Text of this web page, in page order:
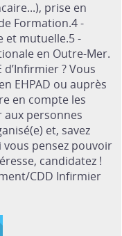
prise en
Formation.4 -
et mutuelle.5 -
en Outre-Mer.
? Vous
EHPAD ou auprès
en compte les
personnes
et, savez
pensez pouvoir
candidatez !
CDD Infirmier